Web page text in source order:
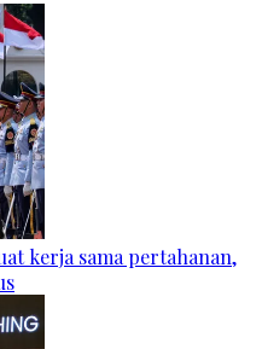
kerja sama pertahanan,